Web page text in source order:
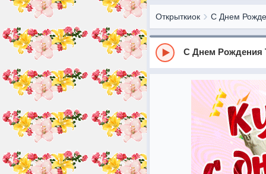
Открыткиок С Днем
С Днем Рождения